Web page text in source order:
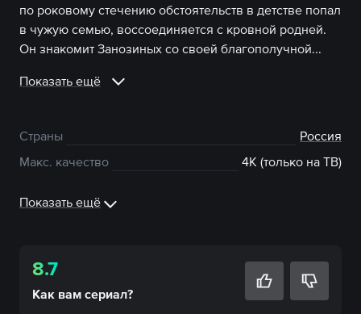
по роковому стечению обстоятельств в детстве попал
в чужую семью, воссоединяется с кровной родней.
Он знакомит Занозиных со своей благополучной...
Показать ещё
Страны
Россия
Макс. качество
4К (только на ТВ)
Показать ещё
8.7
Как вам сериал?